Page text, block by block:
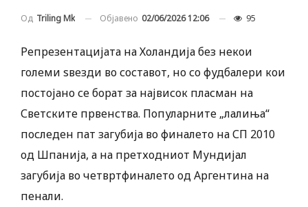
Од Triling Mk Објавено 02/06/2026 12:06 95
Репрезентацијата на Холандија без некои
големи ѕвезди во составот, но со фудбалери кои
постојано се борат за највисок пласман на
Светските првенства. Популарните „лалиња“
последен пат загубија во финалето на СП 2010
од Шпанија, а на претходниот Мундијал
загубија во четвртфиналето од Аргентина на
пенали.